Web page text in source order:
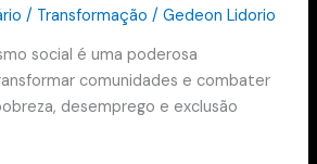
/ Transformação / Gedeon Lidorio
social é uma poderosa
comunidades e combater
desemprego e exclusão